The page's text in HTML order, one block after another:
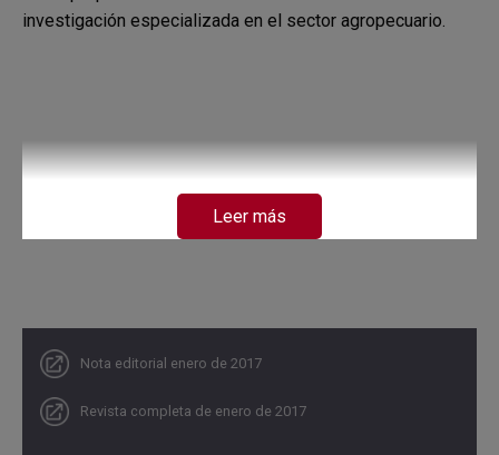
Nota editorial enero de 2017
Revista completa de enero de 2017
investigación especializada en el sector agropecuario.
Leer más